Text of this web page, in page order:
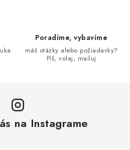
Poradíme, vybavíme
máš otázky alebo požiadavky?
Píš, volaj, mailuj
na Instagrame